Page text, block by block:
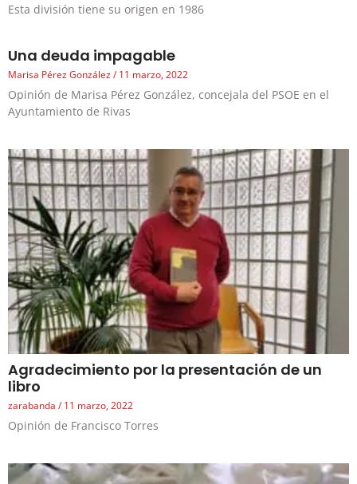
Esta división tiene su origen en 1986
Una deuda impagable
Marisa Pérez González 11 marzo, 2022
Opinión de Marisa Pérez González, concejala del PSOE en el
Ayuntamiento de Rivas
Agradecimiento por la presentación de un
libro
zarabanda 11 marzo, 2022
Opinión de Francisco Torres